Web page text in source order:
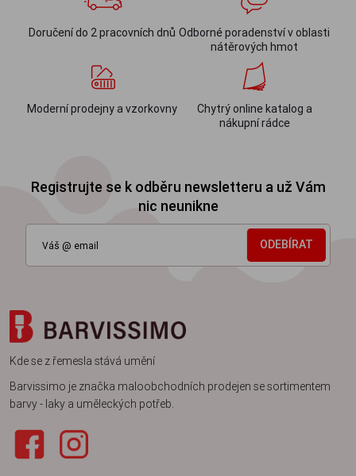
Doručení do 2 pracovních dnů Odborné poradenství v oblasti
nátěrových hmot
Moderní prodejny a vzorkovny
Chytrý online katalog a
nákupní rádce
Registrujte se k odběru newsletteru a už Vám
nic neunikne
ODEBÍRAT
Kde se z řemesla stává umění
Barvissimo je značka maloobchodních prodejen se sortimentem
barvy - laky a uměleckých potřeb.